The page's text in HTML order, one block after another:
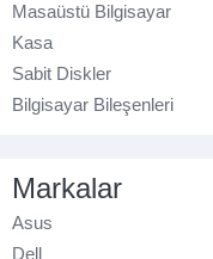
Masaüstü Bilgisayar
Kasa
Sabit Diskler
Bilgisayar Bileşenleri
Markalar
Asus
Dell